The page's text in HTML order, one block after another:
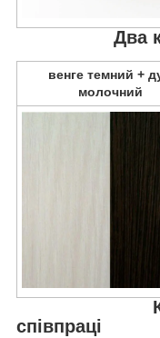
Два
венге темний +
молочний
Кілька
співпраці